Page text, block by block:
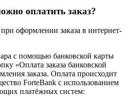
оплатить заказ?
при оформлении заказа в интернет-
с помощью банковской карты
«Оплата заказа банковской
заказа. Оплата происходит
ForteBank с использованием
платёжных систем: